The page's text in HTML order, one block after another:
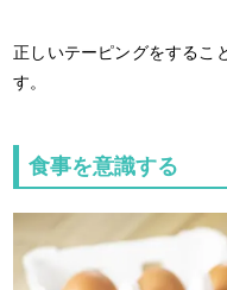
正しいテーピングをするこ
す。
食事を意識する